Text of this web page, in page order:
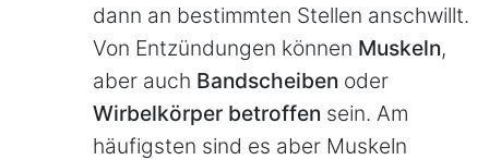
dann an bestimmten Stellen anschwillt.
Von Entzündungen können Muskeln,
aber auch Bandscheiben oder
Wirbelkörper betroffen sein. Am
häufigsten sind es aber Muskeln